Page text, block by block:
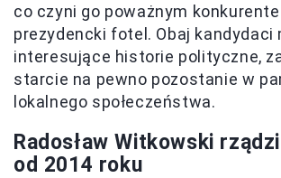
co czyni go poważnym
prezydencki fotel. Obaj kandydaci
interesujące historie polityczne,
starcie na pewno pozostanie w
lokalnego społeczeństwa.
Radosław Witkowski
od 2014 roku